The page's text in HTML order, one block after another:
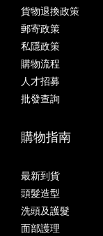
貨物退換政策
郵寄政策
私隱政策
購物流程
人才招募
批發查詢
購物指南
最新到貨
頭髮造型
洗頭及護髮
面部護理